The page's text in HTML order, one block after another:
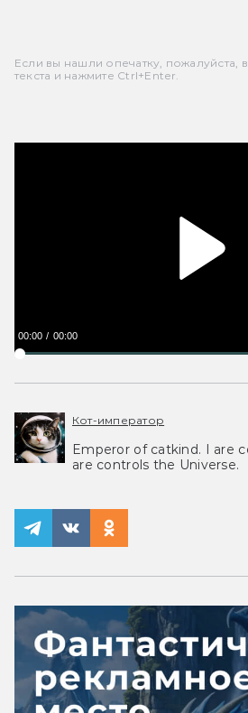
Если вы нашли опечатку, пожалуйста,
текста и нажмите Ctrl+Enter.
00:00 00:00
Кот-император
Emperor of catkind. I are
are controls the Universe.